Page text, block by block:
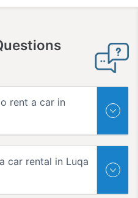
rent a car in
car rental in Luqa